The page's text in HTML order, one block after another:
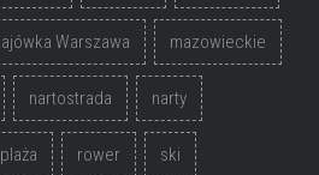
Warszawa mazowieckie
nartostrada narty
plaża rower ski